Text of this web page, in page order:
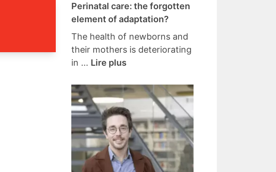
Perinatal care: the forgotten
element of adaptation?
The health of newborns and
their mothers is deteriorating
in ... Lire plus